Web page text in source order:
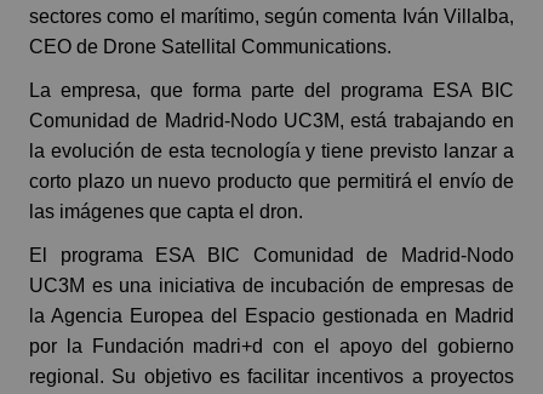
sectores como el marítimo, según comenta Iván Villalba,
CEO de Drone Satellital Communications.
La empresa, que forma parte del programa ESA BIC
Comunidad de Madrid-Nodo UC3M, está trabajando en
la evolución de esta tecnología y tiene previsto lanzar a
corto plazo un nuevo producto que permitirá el envío de
las imágenes que capta el dron.
El programa ESA BIC Comunidad de Madrid-Nodo
UC3M es una iniciativa de incubación de empresas de
la Agencia Europea del Espacio gestionada en Madrid
por la Fundación madri+d con el apoyo del gobierno
regional. Su objetivo es facilitar incentivos a proyectos